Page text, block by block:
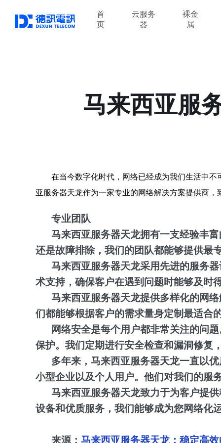
首
页
云服务
器
裸金
属
马来西亚服
在当今数字化时代，网络已经成为我们生活中
亚服务器天龙作为一家专业的网络解决方案提供商
专业团队
马来西亚服务器天龙拥有一支经验丰
还是故障排除，我们的团队都能够提供最
马来西亚服务器天龙采用先进的服务
术支持，确保客户在遇到问题时能够及时
马来西亚服务器天龙提供多样化的网
们都能够根据客户的需求量身定制最适合
网络安全是每个用户都非常关注的问
保护。我们定期进行安全检查和漏洞修复
多年来，马来西亚服务器天龙一直以
小型企业以及个人用户。他们对我们的服
马来西亚服务器天龙致力于为客户提
设备和优质服务，我们能够成为您网络化
来源： 马来西亚服务器天龙：稳定高